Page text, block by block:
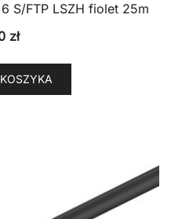
S/FTP LSZH fiolet 25m
zł